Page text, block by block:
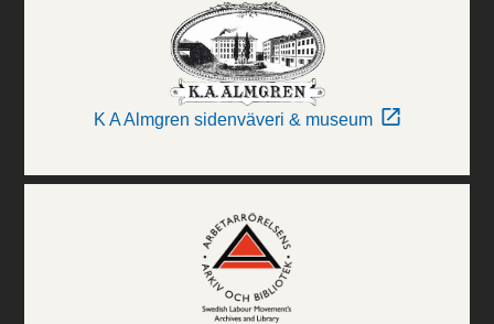
K A Almgren sidenväveri & museum